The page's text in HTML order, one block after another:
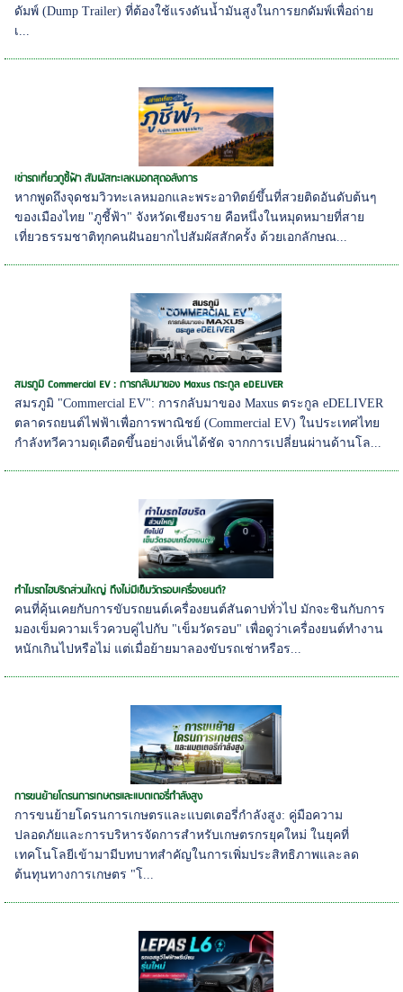
ดัมพ์ (Dump Trailer) ที่ต้องใช้แรงดันน้ำมันสูงในการยกดัมพ์เพื่อถ่าย
เ...
เช่ารถเที่ยวภูชี้ฟ้า สัมผัสทะเลหมอกสุดอลังการ
หากพูดถึงจุดชมวิวทะเลหมอกและพระอาทิตย์ขึ้นที่สวยติดอันดับต้นๆ
ของเมืองไทย "ภูชี้ฟ้า" จังหวัดเชียงราย คือหนึ่งในหมุดหมายที่สาย
เที่ยวธรรมชาติทุกคนฝันอยากไปสัมผัสสักครั้ง ด้วยเอกลักษณ...
สมรภูมิ Commercial EV : การกลับมาของ Maxus ตระกูล eDELIVER
สมรภูมิ "Commercial EV": การกลับมาของ Maxus ตระกูล eDELIVER
ตลาดรถยนต์ไฟฟ้าเพื่อการพาณิชย์ (Commercial EV) ในประเทศไทย
กำลังทวีความดุเดือดขึ้นอย่างเห็นได้ชัด จากการเปลี่ยนผ่านด้านโล...
ทำไมรถไฮบริดส่วนใหญ่ ถึงไม่มีเข็มวัดรอบเครื่องยนต์?
คนที่คุ้นเคยกับการขับรถยนต์เครื่องยนต์สันดาปทั่วไป มักจะชินกับการ
มองเข็มความเร็วควบคู่ไปกับ "เข็มวัดรอบ" เพื่อดูว่าเครื่องยนต์ทำงาน
หนักเกินไปหรือไม่ แต่เมื่อย้ายมาลองขับรถเช่าหรือร...
การขนย้ายโดรนการเกษตรและแบตเตอรี่กำลังสูง
การขนย้ายโดรนการเกษตรและแบตเตอรี่กำลังสูง: คู่มือความ
ปลอดภัยและการบริหารจัดการสำหรับเกษตรกรยุคใหม่ ในยุคที่
เทคโนโลยีเข้ามามีบทบาทสำคัญในการเพิ่มประสิทธิภาพและลด
ต้นทุนทางการเกษตร "โ...